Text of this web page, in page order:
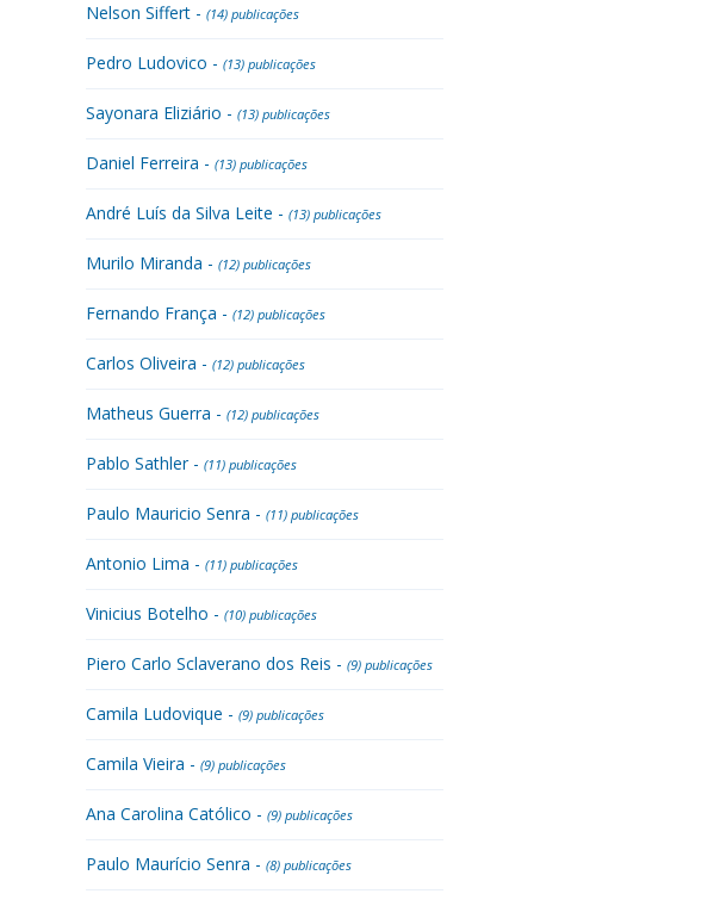
Nelson Siffert - (14) publicações
Pedro Ludovico - (13) publicações
Sayonara Eliziário - (13) publicações
Daniel Ferreira - (13) publicações
André Luís da Silva Leite - (13) publicações
Murilo Miranda - (12) publicações
Fernando França - (12) publicações
Carlos Oliveira - (12) publicações
Matheus Guerra - (12) publicações
Pablo Sathler - (11) publicações
Paulo Mauricio Senra - (11) publicações
Antonio Lima - (11) publicações
Vinicius Botelho - (10) publicações
Piero Carlo Sclaverano dos Reis - (9) publicações
Camila Ludovique - (9) publicações
Camila Vieira - (9) publicações
Ana Carolina Católico - (9) publicações
Paulo Maurício Senra - (8) publicações